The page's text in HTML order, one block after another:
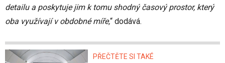
detailu a poskytuje jim k tomu shodný časový prostor, který
oba využívají v obdobné míře,“ dodává.
PŘEČTĚTE SI TAKÉ